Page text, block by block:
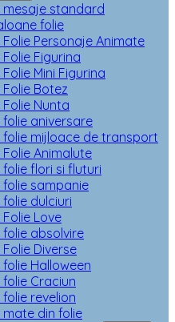
mesaje standard
folie
Personaje Animate
Figurina
Mini Figurina
Botez
Nunta
folie aniversare
folie mijloace de transport
Animalute
flori si fluturi
folie sampanie
dulciuri
Love
folie absolvire
Diverse
Halloween
Craciun
revelion
mate din folie